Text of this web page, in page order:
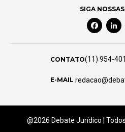
SIGA
CONTATO(11) 954-
E-MAIL
@2026 Debate Jurídico |